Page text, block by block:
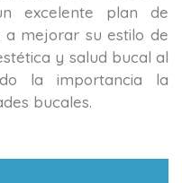
excelente plan de
mejorar su estilo de
y salud bucal al
la importancia la
bucales.